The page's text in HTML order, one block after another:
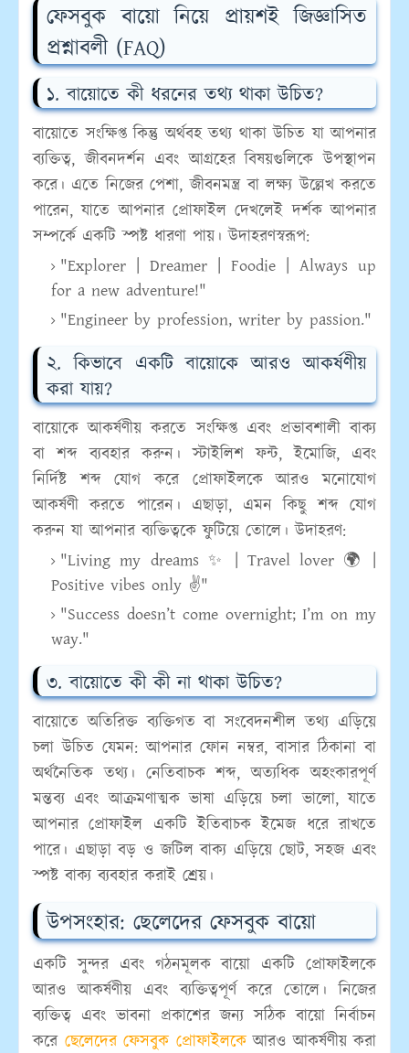
ফেসবুক বায়ো নিয়ে প্রায়শই জিজ্ঞাসিত
প্রশ্নাবলী (FAQ)
১. বায়োতে কী ধরনের তথ্য থাকা উচিত?
বায়োতে সংক্ষিপ্ত কিন্তু অর্থবহ তথ্য থাকা উচিত যা আপনার
ব্যক্তিত্ব, জীবনদর্শন এবং আগ্রহের বিষয়গুলিকে উপস্থাপন
করে। এতে নিজের পেশা, জীবনমন্ত্র বা লক্ষ্য উল্লেখ করতে
পারেন, যাতে আপনার প্রোফাইল দেখলেই দর্শক আপনার
সম্পর্কে একটি স্পষ্ট ধারণা পায়। উদাহরণস্বরূপ:
"Explorer | Dreamer | Foodie | Always up
for a new adventure!"
"Engineer by profession, writer by passion."
২. কিভাবে একটি বায়োকে আরও আকর্ষণীয়
করা যায়?
বায়োকে আকর্ষণীয় করতে সংক্ষিপ্ত এবং প্রভাবশালী বাক্য
বা শব্দ ব্যবহার করুন। স্টাইলিশ ফন্ট, ইমোজি, এবং
নির্দিষ্ট শব্দ যোগ করে প্রোফাইলকে আরও মনোযোগ
আকর্ষণী করতে পারেন। এছাড়া, এমন কিছু শব্দ যোগ
করুন যা আপনার ব্যক্তিত্বকে ফুটিয়ে তোলে। উদাহরণ:
"Living my dreams ✨ | Travel lover 🌍 |
Positive vibes only ✌️"
"Success doesn’t come overnight; I’m on my
way."
৩. বায়োতে কী কী না থাকা উচিত?
বায়োতে অতিরিক্ত ব্যক্তিগত বা সংবেদনশীল তথ্য এড়িয়ে
চলা উচিত যেমন: আপনার ফোন নম্বর, বাসার ঠিকানা বা
অর্থনৈতিক তথ্য। নেতিবাচক শব্দ, অত্যধিক অহংকারপূর্ণ
মন্তব্য এবং আক্রমণাত্মক ভাষা এড়িয়ে চলা ভালো, যাতে
আপনার প্রোফাইল একটি ইতিবাচক ইমেজ ধরে রাখতে
পারে। এছাড়া বড় ও জটিল বাক্য এড়িয়ে ছোট, সহজ এবং
স্পষ্ট বাক্য ব্যবহার করাই শ্রেয়।
উপসংহার: ছেলেদের ফেসবুক বায়ো
একটি সুন্দর এবং গঠনমূলক বায়ো একটি প্রোফাইলকে
আরও আকর্ষণীয় এবং ব্যক্তিত্বপূর্ণ করে তোলে। নিজের
ব্যক্তিত্ব এবং ভাবনা প্রকাশের জন্য সঠিক বায়ো নির্বাচন
করে ছেলেদের ফেসবুক প্রোফাইলকেআরও আকর্ষণীয় করা